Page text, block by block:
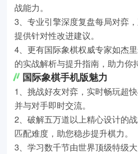
战能力。
3、专业引擎深度复盘每局对弈
提供针对性改进建议。
4、更有国际象棋权威专家如杰
的实战解析与提升指南，助力你
国际象棋手机版魅力
1、挑战好友对弈，实时畅玩超
并与对手即时交流。
2、破解五万道以上精心设计的
匹配难度，助您稳步提升棋力。
3、学习数千节由世界顶级特级